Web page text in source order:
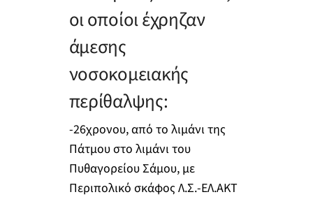
οι οποίοι έχρηζαν
άμεσης
νοσοκομειακής
περίθαλψης:
-26χρονου, από το λιμάνι της
Πάτμου στο λιμάνι του
Πυθαγορείου Σάμου, με
Περιπολικό σκάφος Λ.Σ.-ΕΛ.ΑΚΤ